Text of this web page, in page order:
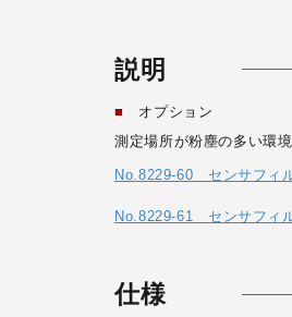
説明
■
オプション
測定場所が粉塵の多い環
No.8229-60 センサフィ
No.8229-61 センサフィ
仕様